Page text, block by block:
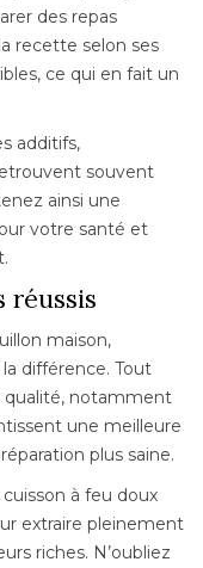
des repas
recette selon ses
ce qui en fait un
additifs,
souvent
ainsi une
votre santé et
réussis
maison,
différence. Tout
qualité, notamment
une meilleure
plus saine.
à feu doux
extraire pleinement
riches. N’oubliez